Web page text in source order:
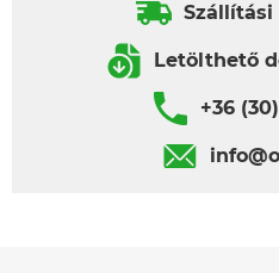
Letölthető
+36